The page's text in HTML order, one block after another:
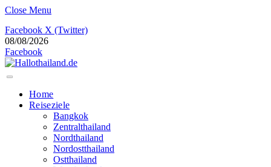
Close Menu
Facebook X (Twitter)
08/08/2026
Facebook
Home
Reiseziele
Bangkok
Zentralthailand
Nordthailand
Nordostthailand
Ostthailand